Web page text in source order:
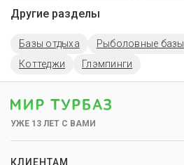
Другие разделы
Базы отдыха Рыболовные базы
Коттеджи
Глэмпинги
УЖЕ 13 ЛЕТ С ВАМИ
КЛИЕНТАМ